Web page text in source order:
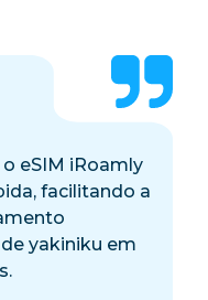
eSIM iRoamly
facilitando a
yakiniku em